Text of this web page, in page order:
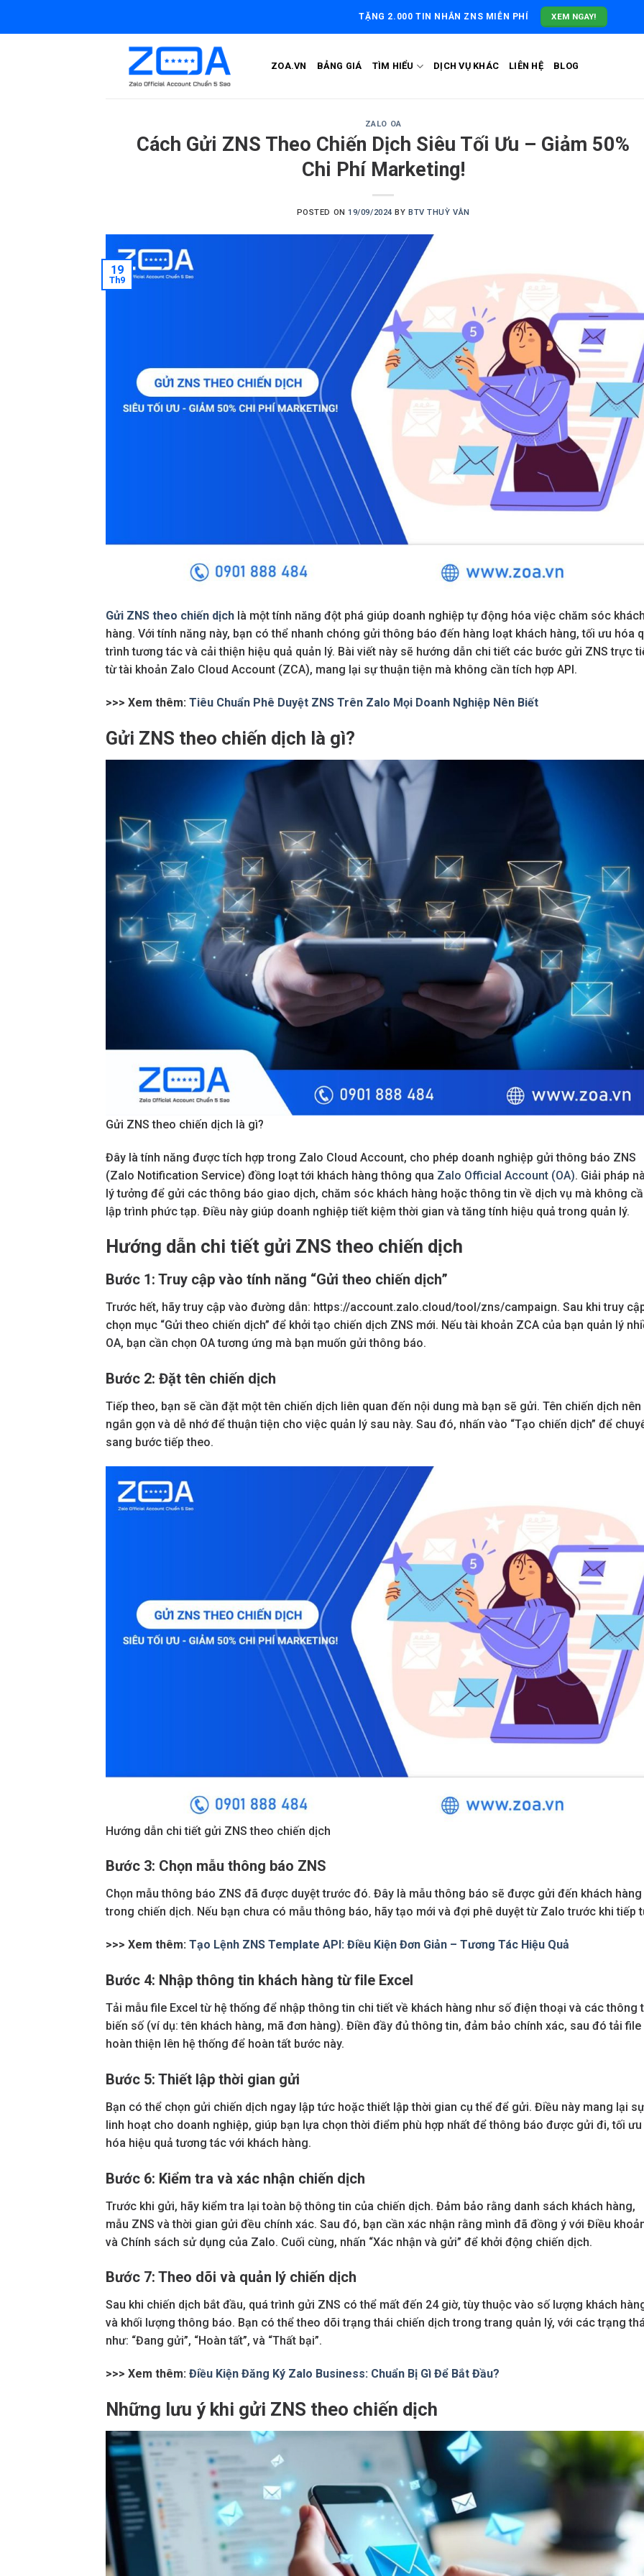
TẶNG 2.000 TIN NHẮN ZNS MIỄN PHÍ XEM NGAY!
ZOA.VN BẢNG GIÁ TÌM HIỂU DỊCH VỤ KHÁC LIÊN HỆ BLOG
ZALO OA
Cách Gửi ZNS Theo Chiến Dịch Siêu Tối Ưu – Giảm 50%
Chi Phí Marketing!
POSTED ON19/09/2024 BYBTV THUỲ VÂN
19
Th9
Gửi ZNS theo chiến dịch là một tính năng đột phá giúp doanh nghiệp tự động hóa việc chăm sóc
hàng. Với tính năng này, bạn có thể nhanh chóng gửi thông báo đến hàng loạt khách hàng, tối ưu hóa
trình tương tác và cải thiện hiệu quả quản lý. Bài viết này sẽ hướng dẫn chi tiết các bước gửi ZNS trực
từ tài khoản Zalo Cloud Account (ZCA), mang lại sự thuận tiện mà không cần tích hợp API.
>>> Xem thêm: Tiêu Chuẩn Phê Duyệt ZNS Trên Zalo Mọi Doanh Nghiệp Nên Biết
Gửi ZNS theo chiến dịch là gì?
Gửi ZNS theo chiến dịch là gì?
Đây là tính năng được tích hợp trong Zalo Cloud Account, cho phép doanh nghiệp gửi thông báo ZNS
(Zalo Notification Service) đồng loạt tới khách hàng thông qua Zalo Official Account (OA). Giải pháp
lý tưởng để gửi các thông báo giao dịch, chăm sóc khách hàng hoặc thông tin về dịch vụ mà không
lập trình phức tạp. Điều này giúp doanh nghiệp tiết kiệm thời gian và tăng tính hiệu quả trong quản lý.
Hướng dẫn chi tiết gửi ZNS theo chiến dịch
Bước 1: Truy cập vào tính năng “Gửi theo chiến dịch”
Trước hết, hãy truy cập vào đường dẫn: https://account.zalo.cloud/tool/zns/campaign. Sau khi truy
chọn mục “Gửi theo chiến dịch” để khởi tạo chiến dịch ZNS mới. Nếu tài khoản ZCA của bạn quản lý
OA, bạn cần chọn OA tương ứng mà bạn muốn gửi thông báo.
Bước 2: Đặt tên chiến dịch
Tiếp theo, bạn sẽ cần đặt một tên chiến dịch liên quan đến nội dung mà bạn sẽ gửi. Tên chiến dịch nên
ngắn gọn và dễ nhớ để thuận tiện cho việc quản lý sau này. Sau đó, nhấn vào “Tạo chiến dịch” để
sang bước tiếp theo.
Hướng dẫn chi tiết gửi ZNS theo chiến dịch
Bước 3: Chọn mẫu thông báo ZNS
Chọn mẫu thông báo ZNS đã được duyệt trước đó. Đây là mẫu thông báo sẽ được gửi đến khách hàng
trong chiến dịch. Nếu bạn chưa có mẫu thông báo, hãy tạo mới và đợi phê duyệt từ Zalo trước khi tiếp
>>> Xem thêm: Tạo Lệnh ZNS Template API: Điều Kiện Đơn Giản – Tương Tác Hiệu Quả
Bước 4: Nhập thông tin khách hàng từ file Excel
Tải mẫu file Excel từ hệ thống để nhập thông tin chi tiết về khách hàng như số điện thoại và các thông
biến số (ví dụ: tên khách hàng, mã đơn hàng). Điền đầy đủ thông tin, đảm bảo chính xác, sau đó tải file
hoàn thiện lên hệ thống để hoàn tất bước này.
Bước 5: Thiết lập thời gian gửi
Bạn có thể chọn gửi chiến dịch ngay lập tức hoặc thiết lập thời gian cụ thể để gửi. Điều này mang lại sự
linh hoạt cho doanh nghiệp, giúp bạn lựa chọn thời điểm phù hợp nhất để thông báo được gửi đi, tối ưu
hóa hiệu quả tương tác với khách hàng.
Bước 6: Kiểm tra và xác nhận chiến dịch
Trước khi gửi, hãy kiểm tra lại toàn bộ thông tin của chiến dịch. Đảm bảo rằng danh sách khách hàng,
mẫu ZNS và thời gian gửi đều chính xác. Sau đó, bạn cần xác nhận rằng mình đã đồng ý với Điều
và Chính sách sử dụng của Zalo. Cuối cùng, nhấn “Xác nhận và gửi” để khởi động chiến dịch.
Bước 7: Theo dõi và quản lý chiến dịch
Sau khi chiến dịch bắt đầu, quá trình gửi ZNS có thể mất đến 24 giờ, tùy thuộc vào số lượng khách
và khối lượng thông báo. Bạn có thể theo dõi trạng thái chiến dịch trong trang quản lý, với các trạng
như: “Đang gửi”, “Hoàn tất”, và “Thất bại”.
>>> Xem thêm: Điều Kiện Đăng Ký Zalo Business: Chuẩn Bị Gì Để Bắt Đầu?
Những lưu ý khi gửi ZNS theo chiến dịch